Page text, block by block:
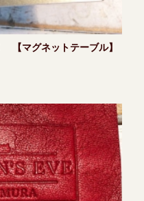
【マグネットテーブル】